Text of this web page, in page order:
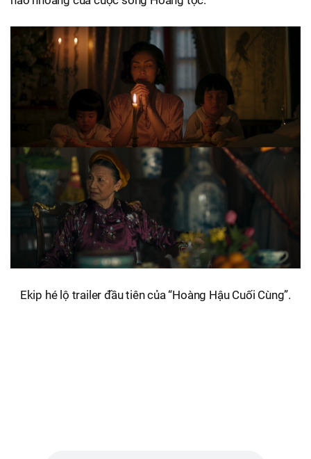
Ekip hé lộ trailer đầu tiên của “Hoàng Hậu Cuối Cùng”.